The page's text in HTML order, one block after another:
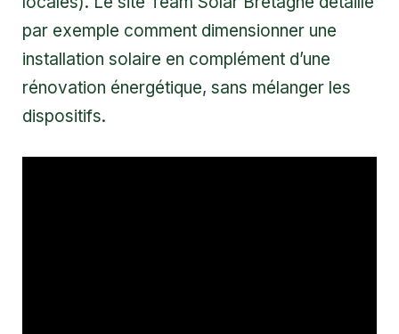
par exemple comment dimensionner une
installation solaire en complément d’une
rénovation énergétique, sans mélanger les
dispositifs.